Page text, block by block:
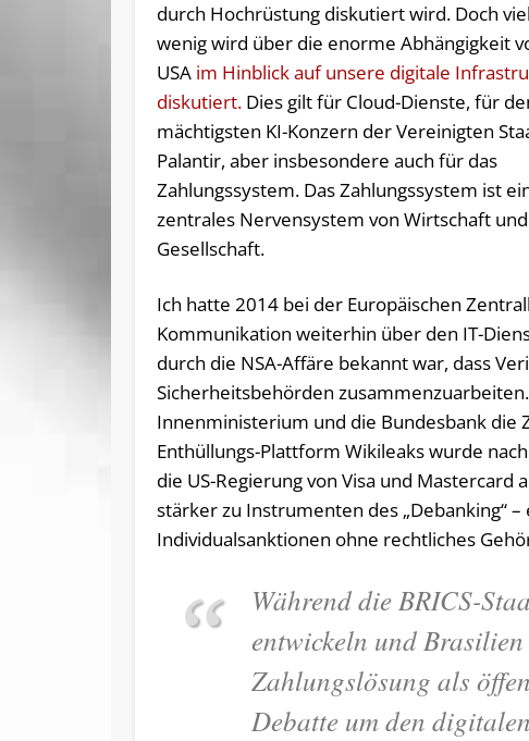
durch Hochrüstung diskutiert wird. Doch
wenig wird über die enorme Abhängigkeit
USA im Hinblick auf unsere digitale
diskutiert. Dies gilt für Cloud-Dienste, für
mächtigsten KI-Konzern der Vereinigten
Palantir, aber insbesondere auch für das
Zahlungssystem. Das Zahlungssystem ist
zentrales Nervensystem von Wirtschaft und
Gesellschaft.
Ich hatte 2014 bei der Europäischen
Kommunikation weiterhin über den IT-
durch die NSA-Affäre bekannt war, dass
Sicherheitsbehörden
Innenministerium und die Bundesbank die
Enthüllungs-Plattform Wikileaks wurde
die US-Regierung von Visa und
stärker zu Instrumenten des „Debanking“
Individualsanktionen ohne rechtliches
Während die BRICS-
entwickeln und
Zahlungslösung als
Debatte um den